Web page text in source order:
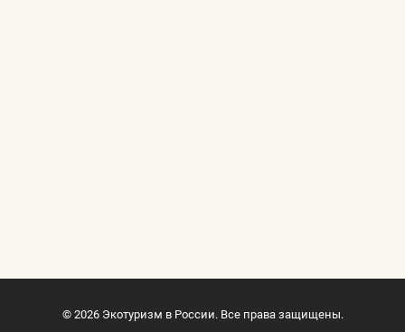
© 2026 Экотуризм в России. Все права защищены.